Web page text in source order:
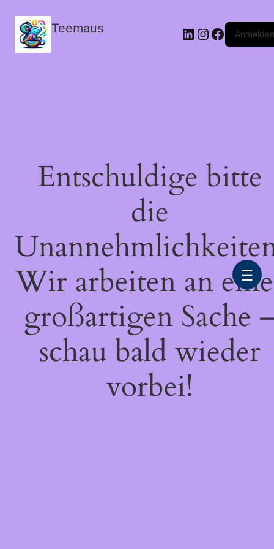
Teemaus LinkedIn
Instagram
FacebookAnmelden
Entschuldige bitte
die
Wir arbeiten an
großartigen Sache
schau bald wieder
vorbei!
☰